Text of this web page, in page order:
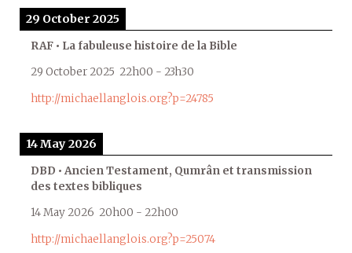
29 October 2025
RAF • La fabuleuse histoire de la Bible
29 October 2025 22h00 - 23h30
http://michaellanglois.org?p=24785
14 May 2026
DBD • Ancien Testament, Qumrân et transmission
des textes bibliques
14 May 2026 20h00 - 22h00
http://michaellanglois.org?p=25074